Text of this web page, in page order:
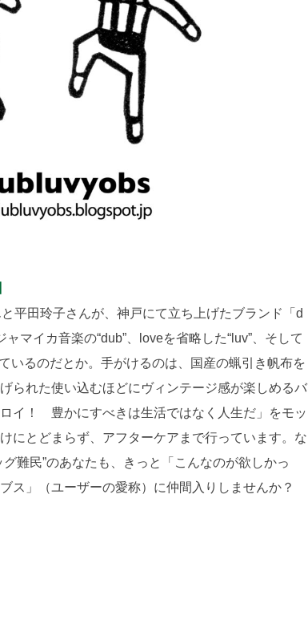
平田玲子さんが、神戸にて立ち上げたブランド「d
マイカ音楽の“dub”、loveを省略した“luv”、そして
いるのだとか。手がけるのは、国産の蝋引き帆布を
られた使い込むほどにヴィンテージ感が楽しめるバ
イ！ 豊かにすべきは生活ではなく人生だ」をモッ
にとどまらず、アフターケアまで行っています。な
難民”のあなたも、きっと「こんなのが欲しかっ
ス」（ユーザーの愛称）に仲間入りしませんか？